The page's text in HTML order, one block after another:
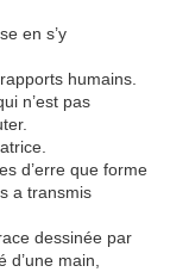
en s’y
humains.
n’est pas
d’erre que forme
a transmis
dessinée par
main,